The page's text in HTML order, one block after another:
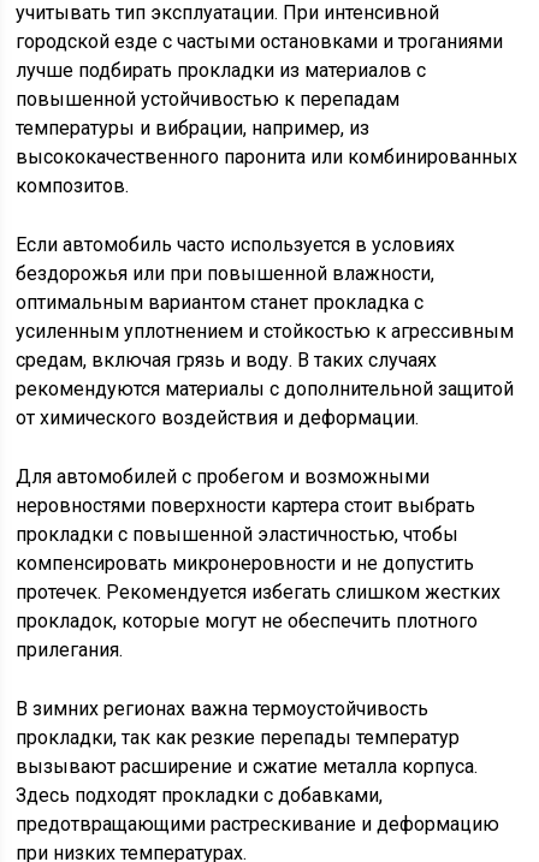
учитывать тип эксплуатации. При интенсивной
городской езде с частыми остановками и троганиями
лучше подбирать прокладки из материалов с
повышенной устойчивостью к перепадам
температуры и вибрации, например, из
высококачественного паронита или комбинированных
композитов.
Если автомобиль часто используется в условиях
бездорожья или при повышенной влажности,
оптимальным вариантом станет прокладка с
усиленным уплотнением и стойкостью к агрессивным
средам, включая грязь и воду. В таких случаях
рекомендуются материалы с дополнительной защитой
от химического воздействия и деформации.
Для автомобилей с пробегом и возможными
неровностями поверхности картера стоит выбрать
прокладки с повышенной эластичностью, чтобы
компенсировать микронеровности и не допустить
протечек. Рекомендуется избегать слишком жестких
прокладок, которые могут не обеспечить плотного
прилегания.
В зимних регионах важна термоустойчивость
прокладки, так как резкие перепады температур
вызывают расширение и сжатие металла корпуса.
Здесь подходят прокладки с добавками,
предотвращающими растрескивание и деформацию
при низких температурах.